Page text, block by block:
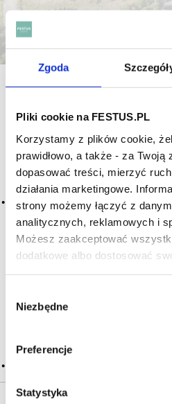
Zgoda
Pliki cookie na FESTUS.PL
Korzystamy z plików cookie,
prawidłowo, a także - za Twoją
dopasować treści, mierzyć
działania marketingowe.
strony możemy łączyć z
analitycznych, reklamowych i
Możesz zaakceptować
dodatkowe albo dostosować
zgody
Niezbędne
Preferencje
Statystyka
Czy masz
strona główna / sediment
Archiwum
sediment
osad
2016-05-10
drobiny ciał stałych
beczki podczas starzenia się